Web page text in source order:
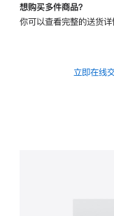
的
想购买多件商品？
你可以查看完整的送货详
立即在线